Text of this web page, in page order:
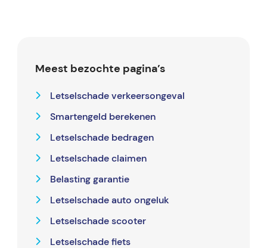
Meest bezochte pagina’s
Letselschade verkeersongeval
Smartengeld berekenen
Letselschade bedragen
Letselschade claimen
Belasting garantie
Letselschade auto ongeluk
Letselschade scooter
Letselschade fiets